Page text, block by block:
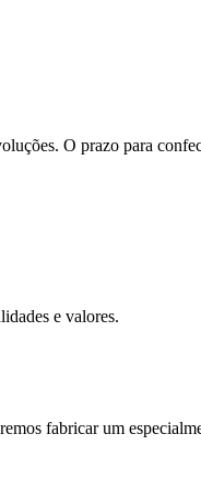
O prazo para
e valores.
fabricar um